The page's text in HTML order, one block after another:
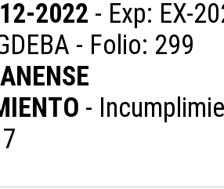
2022 - Exp: EX-
- Folio: 299
-